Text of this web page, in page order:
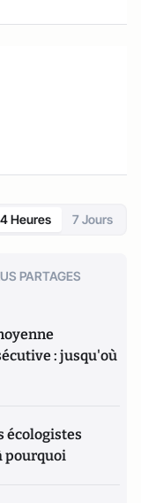
Heures 7 Jours
PARTAGES
: jusqu'où
écologistes
pourquoi